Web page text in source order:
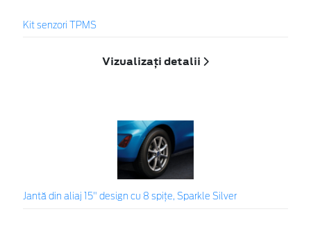
Kit senzori TPMS
Vizualizați detalii
Jantă din aliaj 15" design cu 8 spițe, Sparkle Silver